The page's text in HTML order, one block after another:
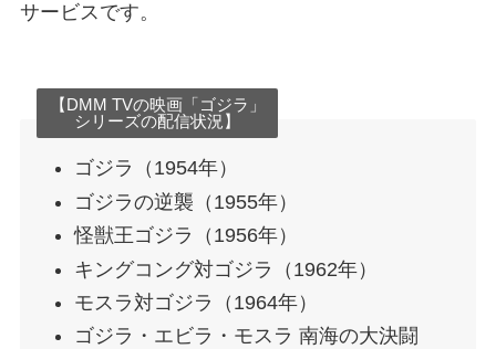
サービスです。
【DMM TVの映画「ゴジラ」
シリーズの配信状況】
ゴジラ（1954年）
ゴジラの逆襲（1955年）
怪獣王ゴジラ（1956年）
キングコング対ゴジラ（1962年）
モスラ対ゴジラ（1964年）
ゴジラ・エビラ・モスラ 南海の大決闘